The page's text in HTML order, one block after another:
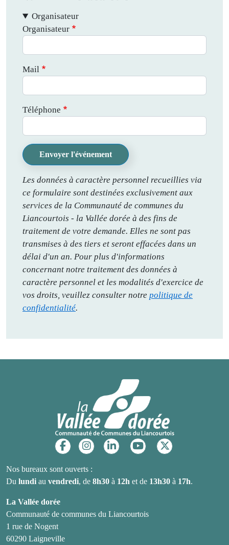
Organisateur
Organisateur
Mail
Téléphone
Envoyer l'événement
Les données à caractère personnel recueillies via
ce formulaire sont destinées exclusivement aux
services de la Communauté de communes du
Liancourtois - la Vallée dorée à des fins de
traitement de votre demande. Elles ne sont pas
transmises à des tiers et seront effacées dans un
délai d'un an. Pour plus d'informations
concernant notre traitement des données à
caractère personnel et les modalités d'exercice de
vos droits, veuillez consulter notre politique de
confidentialité.
Réseaux sociaux
Nos bureaux sont ouverts :
Du lundi au vendredi, de 8h30 à 12h et de 13h30 à 17h.
La Vallée dorée
Communauté de communes du Liancourtois
1 rue de Nogent
60290 Laigneville